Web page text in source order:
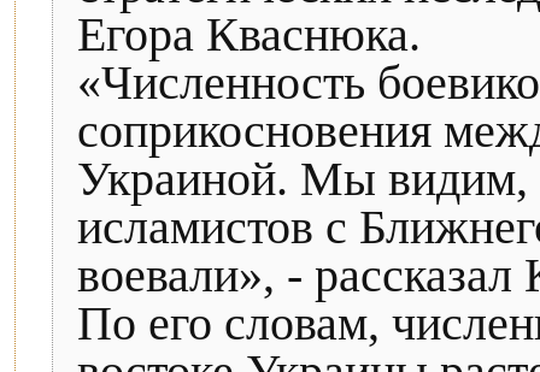
Егора Кваснюка.
«Численность
соприкосновения
Украиной. Мы видим,
исламистов с
воевали», -
По его словам,